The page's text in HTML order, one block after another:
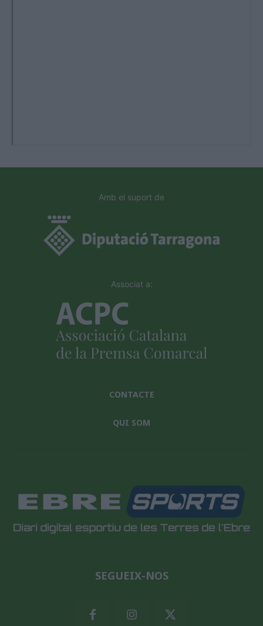
Amb el suport de
Associat a:
CONTACTE
QUI SOM
SEGUEIX-NOS